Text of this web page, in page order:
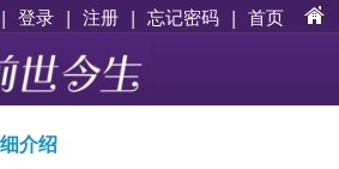
| 登录 | 注册 | 忘记密码 | 首页
介绍